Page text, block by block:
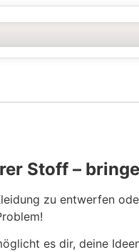
Stoff –
zu entwerfen
es dir, deine